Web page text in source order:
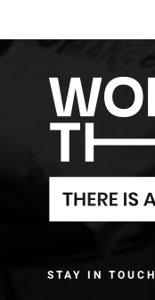
STAY IN TOUCH